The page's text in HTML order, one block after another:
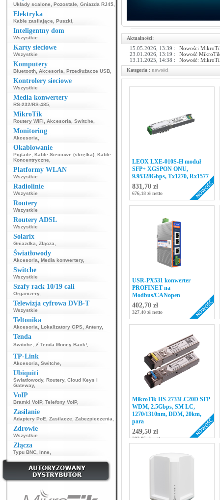
Układy scalone Pozostałe Gniazda RJ45
Elektryka
Kable zasilające Puszki
Inteligentny dom
Wszystkie
Karty sieciowe
Wszystkie
Komputery
Bluetooth Akcesoria Przedłużacze USB
Kontrolery sieciowe
Wszystkie
Media konwertery
RS-232/RS-485
MikroTik
Routery WiFi Akcesoria Switche
Monitoring
Akcesoria
Okablowanie
Pigtaile Kable Sieciowe (skrętka) Kable
Koncentryczne
Platformy WLAN
Wszystkie
Radiolinie
Wszystkie
Routery
Wszystkie
Routery ADSL
Wszystkie
Solarix
Gniazdka Złącza
Światłowody
Akcesoria Media konwertery,
Switche
Wszystkie
Szafy rack 10/19 cali
Organizery,
Telewizja cyfrowa DVB-T
Wszystkie
Teltonika
Akcesoria Lokalizatory GPS Anteny,
Tenda
Switche ⚡ Tenda Money Back!
TP-Link
Akcesoria Switche
Ubiquiti
Światłowody, Routery, Cloud Keys i
Gateway,
VoIP
Bramki VoIP, Telefony VoIP,
Zasilanie
Adaptery PoE Zasilacze Zabezpieczenia
Zdrowie
Wszystkie
Złącza
Typu BNC Inne
Aktualności:
15.05.2026, 13:39 :
Nowości
23.01.2026, 13:19 :
Nowość
13.11.2025, 14:38 :
Nowość:
Kategoria : nowości
LEOX LXE-010S-H moduł
SFP+ XGSPON ONU,
9.95328Gbps, Tx1270, Rx1577
831,70 zł
676,18 zł netto
USR-PX531 konwerter
PROFINET na
Modbus/CANopen
402,70 zł
327,40 zł netto
MikroTik HS-2733LC20D SFP
WDM, 2.5Gbps, SM LC,
1270/1310nm, DDM, 20km,
para
249,50 zł
202,85 zł netto